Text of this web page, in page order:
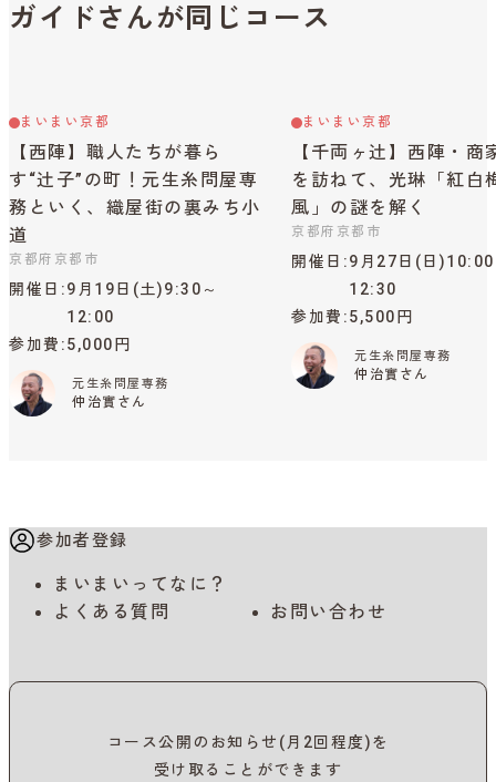
ガイドさんが同じコース
まいまい京都
【西陣】職人たちが暮ら
す“辻子”の町！元生糸問屋専
務といく、織屋街の裏みち小
道
京都府京都市
開催日
9月19日(土)9:30～
12:00
参加費 5,000円
元生糸問屋専務
仲治實さん
まいまい京都
【千両ヶ辻】西陣・商
を訪ねて、光琳「紅白
風」の謎を解く
京都府京都市
開催日
9月27日(日
12:30
参加費 5,500円
元生糸問屋専務
仲治實さん
参加者登録
まいまいってなに？
よくある質問
お問い合わせ
コース公開のお知らせ(月2回程度)を
受け取ることができます